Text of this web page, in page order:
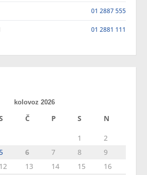
01 2887 555
01 2881 111
kolovoz 2026
Č P S N
1
2
6 7 8
9
12 13 14 15
16